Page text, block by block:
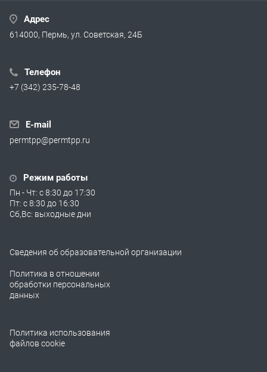
Адрес
614000, Пермь, ул. Советская, 24Б
Телефон
+7 (342) 235-78-48
E-mail
permtpp@permtpp.ru
Режим работы
Пн - Чт: с 8:30 до 17:30
Пт: с 8:30 до 16:30
Сб,Вс: выходные дни
Сведения об образовательной организации
Политика в отношении
обработки персональных
данных
Политика использования
файлов cookie